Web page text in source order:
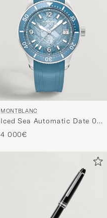
MONTBLANC
Iced Sea Automatic Date 0
Oxygen Rubber Strap Light
Blue
4 000€